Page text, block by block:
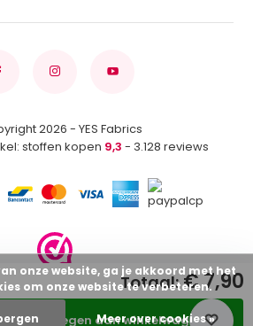
Toevoegen aan winkelwagen
Totaal:€ 7,90
2026 - YES Fabrics
stoffen kopen 9,3 - 3.128 reviews
onze website, ga je akkoord met het
om onze website te verbeteren.
Meer over cookies »